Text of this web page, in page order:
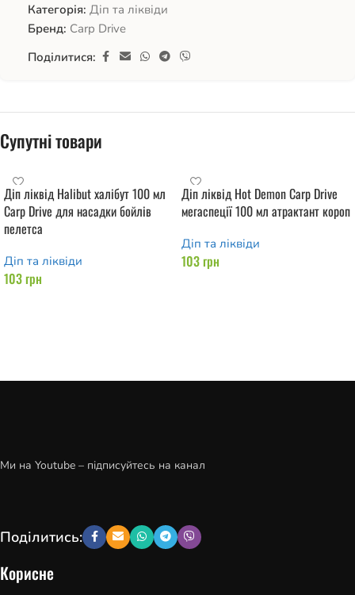
Категорія: Діп та ліквіди
Бренд: Carp Drive
Поділитися:
Супутні товари
Діп ліквід Halibut халібут 100 мл
Carp Drive для насадки бойлів
пелетса
Діп та ліквіди
103грн
Діп ліквід Hot Demon Carp Drive
мегаспеції 100 мл атрактант короп
Діп та ліквіди
103грн
Ми на Youtube – підписуйтесь на канал
Поділитись:
Корисне